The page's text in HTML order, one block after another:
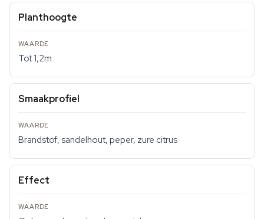
Planthoogte
Tot 1,2m
Smaakprofiel
Brandstof, sandelhout, peper, zure citrus
Effect